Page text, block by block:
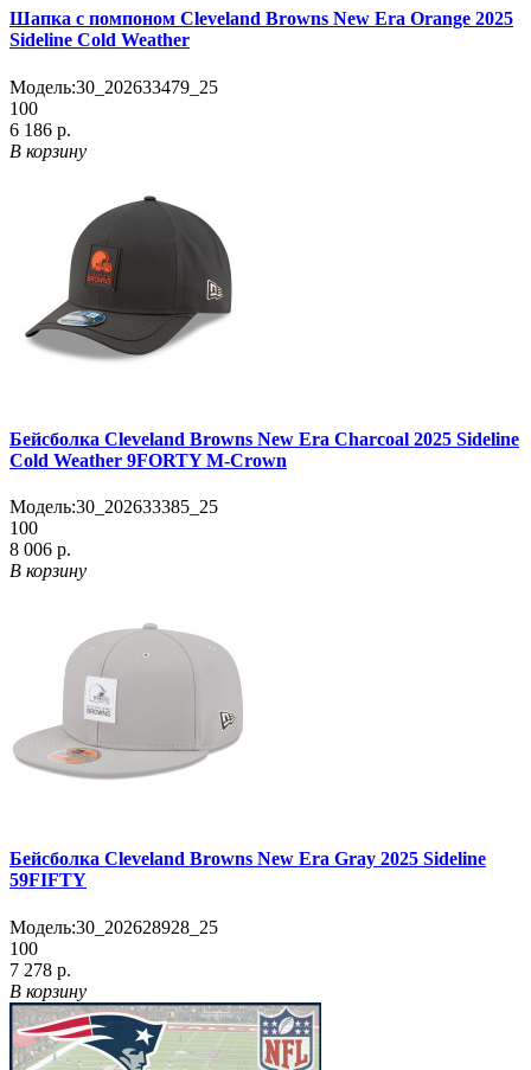
Шапка с помпоном Cleveland Browns New Era Orange 2025
Sideline Cold Weather
Модель:30_202633479_25
100
6 186 р.
В корзину
Бейсболка Cleveland Browns New Era Charcoal 2025 Sideline
Cold Weather 9FORTY M-Crown
Модель:30_202633385_25
100
8 006 р.
В корзину
Бейсболка Cleveland Browns New Era Gray 2025 Sideline
59FIFTY
Модель:30_202628928_25
100
7 278 р.
В корзину